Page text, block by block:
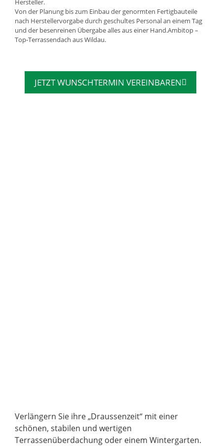
Hersteller.
Von der Planung bis zum Einbau der genormten Fertigbauteile
nach Herstellervorgabe durch geschultes Personal an einem Tag
und der besenreinen Übergabe alles aus einer Hand.Ambitop –
Top-Terrassendach aus Wildau.
JETZT WUNSCHTERMIN VEREINBAREN
Verlängern Sie ihre „Draussenzeit“ mit einer
schönen, stabilen und wertigen
Terrassenüberdachung oder einem Wintergarten.